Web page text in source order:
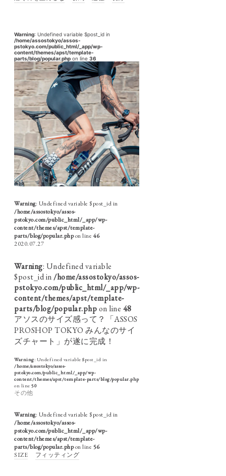
Warning: Undefined variable $post_id in
/home/assostokyo/assos-
pstokyo.com/public_html/_app/wp-
content/themes/apst/template-
parts/blog/popular.php on line 36
Warning: Undefined variable $post_id in
/home/assostokyo/assos-
pstokyo.com/public_html/_app/wp-
content/themes/apst/template-
parts/blog/popular.phpon line 46
2020.07.27
Warning: Undefined variable
$post_id in/home/assostokyo/assos-
pstokyo.com/public_html/_app/wp-
content/themes/apst/template-
parts/blog/popular.phpon line 48
アソスのサイズ感って？「ASSOS
PROSHOP TOKYO みんなのサイ
ズチャート」が遂に完成！
Warning: Undefined variable $post_id in
/home/assostokyo/assos-
pstokyo.com/public_html/_app/wp-
content/themes/apst/template-parts/blog/popular.php
on line 50
その他
Warning: Undefined variable $post_id in
/home/assostokyo/assos-
pstokyo.com/public_html/_app/wp-
content/themes/apst/template-
parts/blog/popular.phpon line 56
SIZE
フィッティング